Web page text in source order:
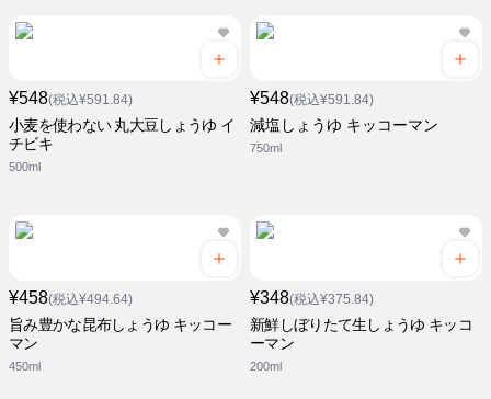
¥548(税込¥591.84)
小麦を使わない 丸大豆しょうゆ イ
チビキ
500ml
¥548(税込¥591.84)
減塩しょうゆ キッコーマン
750ml
¥458(税込¥494.64)
旨み豊かな昆布しょうゆ キッコー
マン
450ml
¥348(税込¥375.84)
新鮮しぼりたて生しょうゆ キッコ
ーマン
200ml